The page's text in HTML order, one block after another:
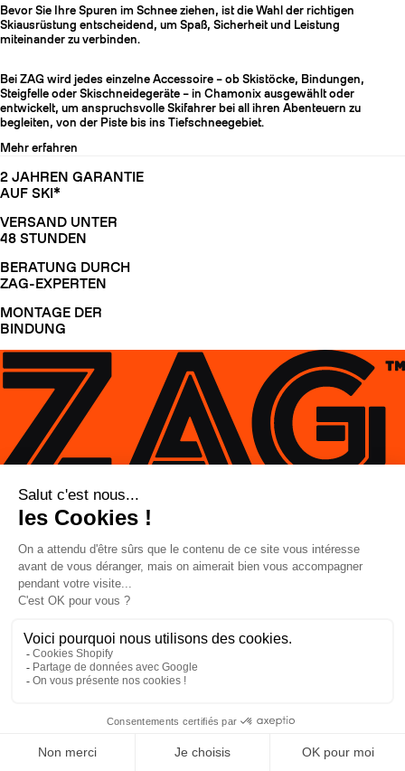
Bevor Sie Ihre Spuren im Schnee ziehen, ist die Wahl der richtigen
Skiausrüstung entscheidend, um Spaß, Sicherheit und Leistung
miteinander zu verbinden.
Bei ZAG wird jedes einzelne Accessoire – ob Skistöcke, Bindungen,
Steigfelle oder Skischneidegeräte – in Chamonix ausgewählt oder
entwickelt, um anspruchsvolle Skifahrer bei all ihren Abenteuern zu
begleiten, von der Piste bis ins Tiefschneegebiet.
Mehr erfahren
2 JAHREN GARANTIE
AUF SKI*
VERSAND UNTER
48 STUNDEN
BERATUNG DURCH
ZAG-EXPERTEN
MONTAGE DER
BINDUNG
Entwickelt vom ZAG Lab, FR
SAISON 2025–2026
Entwickeln – Testen – Lernen